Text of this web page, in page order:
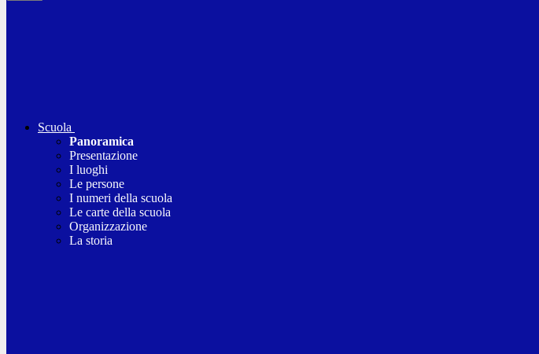
Scuola
Panoramica
Presentazione
I luoghi
Le persone
I numeri della scuola
Le carte della scuola
Organizzazione
La storia